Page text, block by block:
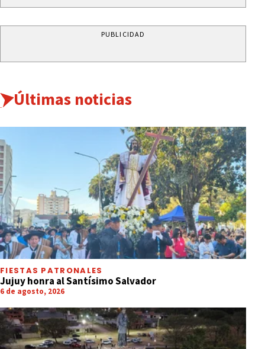
PUBLICIDAD
Últimas noticias
FIESTAS PATRONALES
Jujuy honra al Santísimo Salvador
6 de agosto, 2026